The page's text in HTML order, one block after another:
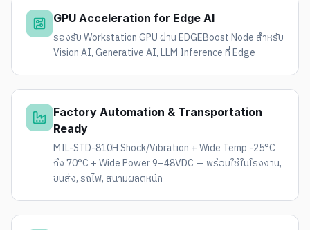
GPU Acceleration for Edge AI
รองรับ Workstation GPU ผ่าน EDGEBoost Node สำหรับ
Vision AI, Generative AI, LLM Inference ที่ Edge
Factory Automation & Transportation
Ready
MIL-STD-810H Shock/Vibration + Wide Temp -25°C
ถึง 70°C + Wide Power 9–48VDC — พร้อมใช้ในโรงงาน,
ขนส่ง, รถไฟ, สนามผลิตหนัก